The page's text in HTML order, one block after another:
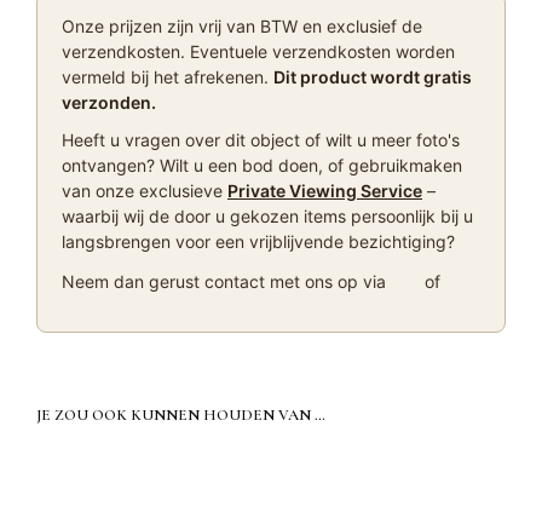
Onze prijzen zijn vrij van BTW en exclusief de
verzendkosten. Eventuele verzendkosten worden
vermeld bij het afrekenen. Dit product wordt gratis
verzonden.
Heeft u vragen over dit object of wilt u meer foto's
ontvangen? Wilt u een bod doen, of gebruikmaken
van onze exclusieve Private Viewing Service –
waarbij wij de door u gekozen items persoonlijk bij u
langsbrengen voor een vrijblijvende bezichtiging?
Neem dan gerust contact met ons op via
of
JE ZOU OOK KUNNEN HOUDEN VAN …